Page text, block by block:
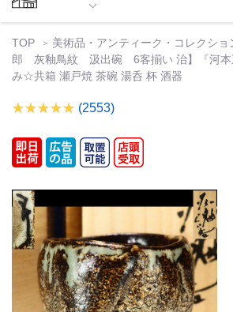
TOP 美術品・アンティーク・コレクショ
郎 灰釉鳥紋 汲出碗 6客揃い 治】『河本
み☆共箱 瀬戸焼 茶碗 湯呑 杯 酒器
(2553)